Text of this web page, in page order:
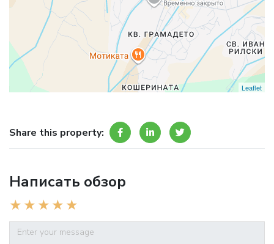
Leaflet
Share this property:
Написать обзор